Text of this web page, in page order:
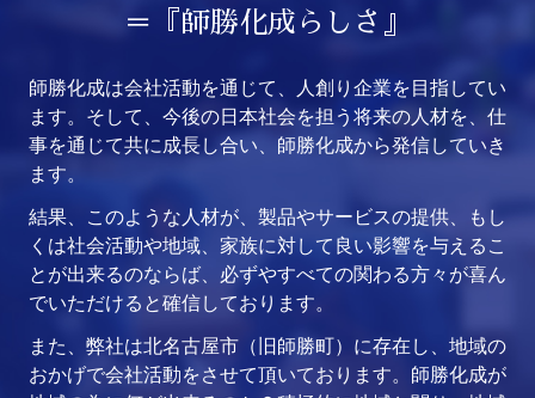
＝『師勝化成らしさ』
師勝化成は会社活動を通じて、人創り企業を目指してい
ます。そして、今後の日本社会を担う将来の人材を、仕
事を通じて共に成長し合い、師勝化成から発信していき
ます。
結果、このような人材が、製品やサービスの提供、もし
くは社会活動や地域、家族に対して良い影響を与えるこ
とが出来るのならば、必ずやすべての関わる方々が喜ん
でいただけると確信しております。
また、弊社は北名古屋市（旧師勝町）に存在し、地域の
おかげで会社活動をさせて頂いております。師勝化成が